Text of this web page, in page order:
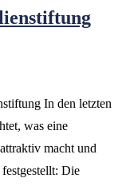
In den letzten
was eine
macht und
Die